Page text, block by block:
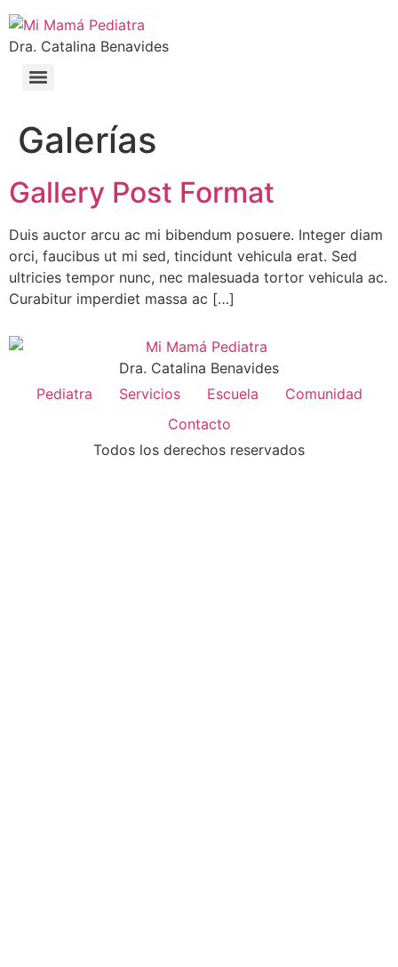
Dra. Catalina Benavides
Galerías
Gallery Post Format
Duis auctor arcu ac mi bibendum posuere. Integer diam
orci, faucibus ut mi sed, tincidunt vehicula erat. Sed
ultricies tempor nunc, nec malesuada tortor vehicula ac.
Curabitur imperdiet massa ac […]
Dra. Catalina Benavides
Pediatra
Servicios Escuela
Comunidad
Contacto
Todos los derechos reservados